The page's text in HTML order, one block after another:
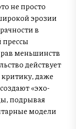
не просто
эрозии
в
прессы
меньшинств
действует
даже
«эхо-
подрывая
модели